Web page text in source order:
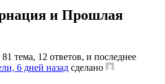
и Прошлая
тема, 12 ответов, и последнее
6 дней назад сделано